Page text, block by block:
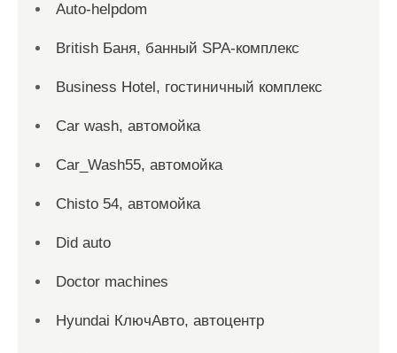
Auto-helpdom
British Баня, банный SPA-комплекс
Business Hotel, гостиничный комплекс
Car wash, автомойка
Car_Wash55, автомойка
Chisto 54, автомойка
Did auto
Doctor machines
Hyundai КлючАвто, автоцентр